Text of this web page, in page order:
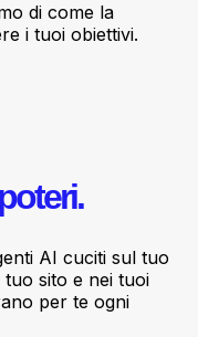
di come la
i tuoi obiettivi.
AI cuciti sul tuo
tuo sito e nei tuoi
per te ogni